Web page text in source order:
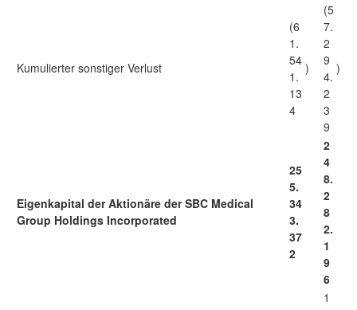
Kumulierter sonstiger Verlust
(6
1.
54
1.
13
4
)
(5
7.
2
9
4.
2
3
9
)
Eigenkapital der Aktionäre der SBC Medical
Group Holdings Incorporated
25
5.
34
3.
37
2
2
4
8.
2
8
2.
1
9
6
1